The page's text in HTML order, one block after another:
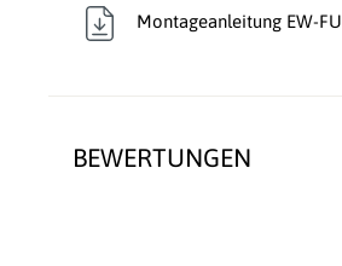
BEWERTUNGEN
Montageanleitung EW-FU